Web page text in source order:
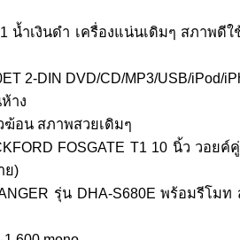
น้ำเงินดำ เครื่องแน่นเดิมๆ สภาพดี
2-DIN DVD/CD/MP3/USB/iPod/
าง
ฆ้อน สภาพสวยเดิมๆ
FOSGATE T1 10 นิ้ว วอย
ย)
รุ่น DHA-S680E พร้อมรีโม